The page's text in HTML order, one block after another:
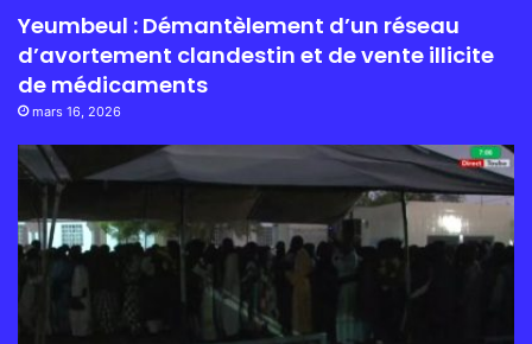
Yeumbeul : Démantèlement d’un réseau
d’avortement clandestin et de vente illicite
de médicaments
mars 16, 2026